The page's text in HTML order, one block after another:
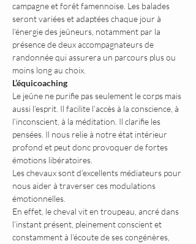
campagne et forêt famennoise. Les balades
seront variées et adaptées chaque jour à
l’énergie des jeûneurs, notamment par la
présence de deux accompagnateurs de
randonnée qui assurera un parcours plus ou
moins long au choix.
L’équicoaching
Le jeûne ne purifie pas seulement le corps mais
aussi l’esprit. Il facilite l’accès à la conscience, à
l’inconscient, à la méditation. Il clarifie les
pensées. Il nous relie à notre état intérieur
profond et peut donc provoquer de fortes
émotions libératoires.
Les chevaux sont d’excellents médiateurs pour
nous aider à traverser ces modulations
émotionnelles.
En effet, le cheval vit en troupeau, ancré dans
l’instant présent, pleinement conscient et
constamment à l’écoute de ses congénères,